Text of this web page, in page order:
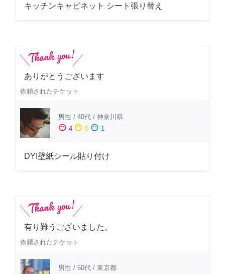
キッチンキャビネット シート張り替え
ありがとうございます
依頼されたチケット
男性 / 40代 / 神奈川県
sentiment_satisfied 4 sentiment_neutral 0 sentiment_dissatisfied 1
DYI壁紙シール貼り付け
有り難うございました。
依頼されたチケット
男性 / 60代 / 東京都